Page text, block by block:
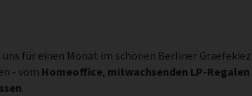
für einen Monat im schönen Berliner
- vom Homeoffice, mitwachsenden LP-Regalen
.